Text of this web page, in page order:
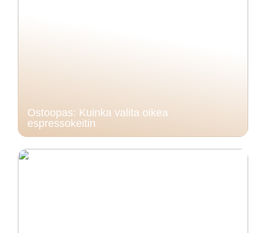
Ostoopas: Kuinka valita oikea
espressokeitin